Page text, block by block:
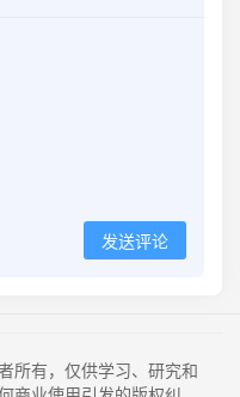
发送评论
所有，仅供学习、研究和